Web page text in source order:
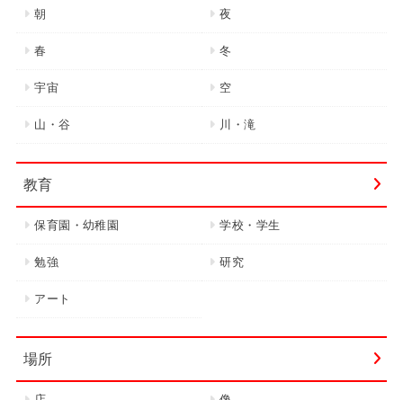
朝 夜
春 冬
宇宙 空
山・谷 川・滝
教育
保育園・幼稚園 学校・学生
勉強 研究
アート
場所